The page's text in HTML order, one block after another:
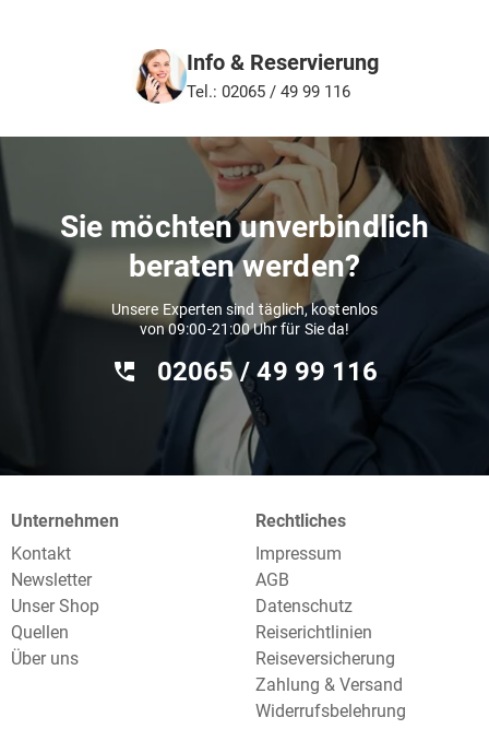
Info & Reservierung
Tel.: 02065 / 49 99 116
Sie möchten unverbindlich
beraten werden?
Unsere Experten sind täglich, kostenlos
von 09:00-21:00 Uhr für Sie da!
02065 / 49 ‌99 116
Unternehmen
Kontakt
Newsletter
Unser Shop
Quellen
Über uns
Rechtliches
Impressum
AGB
Datenschutz
Reiserichtlinien
Reiseversicherung
Zahlung & Versand
Widerrufsbelehrung